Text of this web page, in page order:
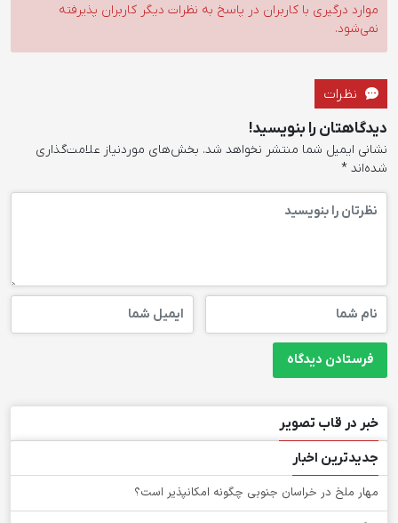
موارد درگیری با کاربران در پاسخ به نظرات دیگر کاربران پذیرفته
نمی‌شود.
نظرات
دیدگاهتان را بنویسید!
نشانی ایمیل شما منتشر نخواهد شد. بخش‌های موردنیاز علامت‌گذاری
شده‌اند *
خبر در قاب تصویر
جدیدترین اخبار
‌مهار ملخ در خراسان جنوبی چگونه امکانپذیر است؟